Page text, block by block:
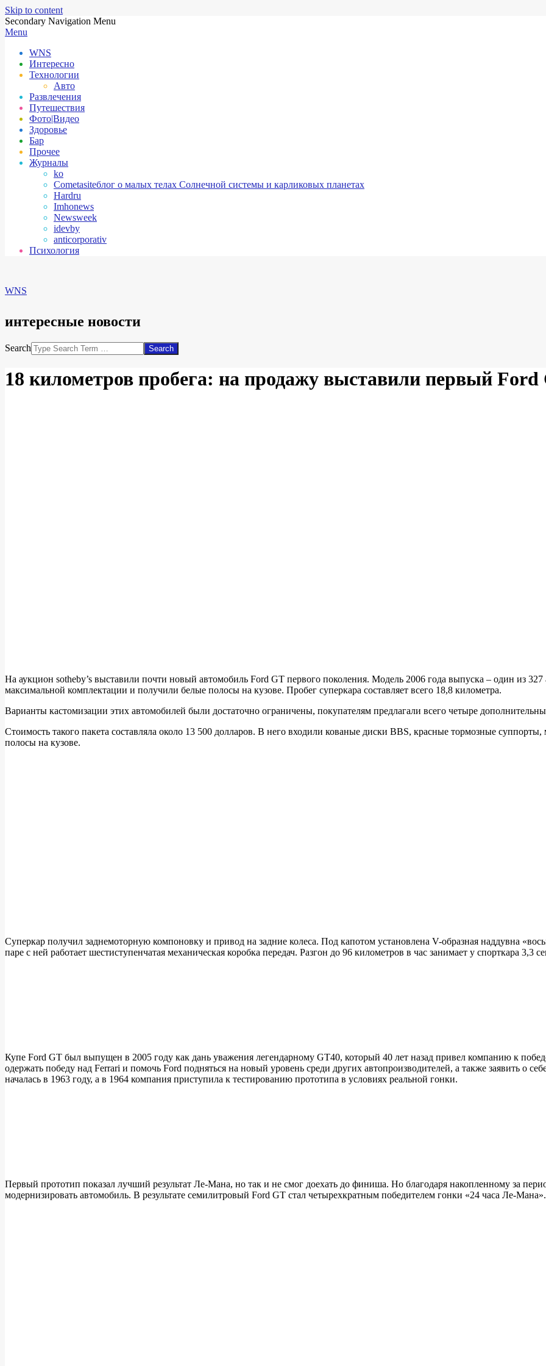
Skip to content
Secondary Navigation Menu
Menu
WNS
Интересно
Технологии
Авто
Развлечения
Путешествия
Фото|Видео
Здоровье
Бар
Прочее
Журналы
ko
Cometasiteблог о малых телах Солнечной системы и карликовых планетах
Hardru
Imhonews
Newsweek
idevby
anticorporativ
Психология
WNS
интересные новости
Search
18 километров пробега: на продажу выставили первый Ford
На аукцион sotheby’s выставили почти новый автомобиль Ford GT первого поколения. Модель 2006 года выпуска – один из
максимальной комплектации и получили белые полосы на кузове. Пробег суперкара составляет всего 18,8 километра.
Варианты кастомизации этих автомобилей были достаточно ограничены, покупателям предлагали всего четыре
Стоимость такого пакета составляла около 13 500 долларов. В него входили кованые диски BBS, красные тормозные
полосы на кузове.
Суперкар получил заднемоторную компоновку и привод на задние колеса. Под капотом установлена V-образная наддувна
паре с ней работает шестиступенчатая механическая коробка передач. Разгон до 96 километров в час занимает у спорткара 3,3
Купе Ford GT был выпущен в 2005 году как дань уважения легендарному GT40, который 40 лет назад привел компанию к
одержать победу над Ferrari и помочь Ford подняться на новый уровень среди других автопроизводителей, а также заявить о
началась в 1963 году, а в 1964 компания приступила к тестированию прототипа в условиях реальной гонки.
Первый прототип показал лучший результат Ле-Мана, но так и не смог доехать до финиша. Но благодаря накопленному за
модернизировать автомобиль. В результате семилитровый Ford GT стал четырехкратным победителем гонки «24 часа Ле-Мана».